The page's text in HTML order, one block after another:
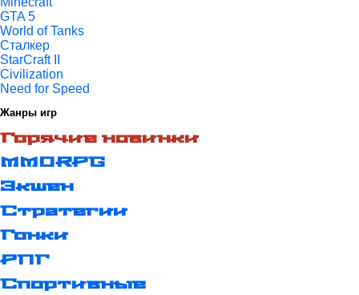
GTA 5
World of Tanks
Сталкер
StarCraft II
Civilization
Need for Speed
Жанры игр
Горячие новинки
MMORPG
Экшен
Стратегии
Гонки
РПГ
Спортивные